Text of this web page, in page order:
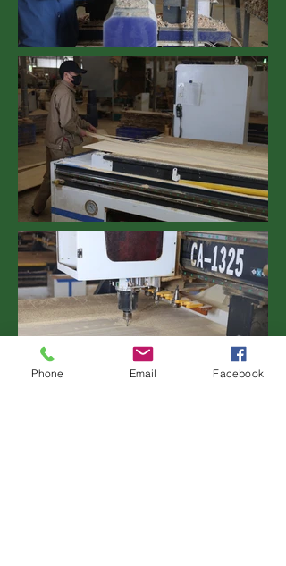
Phone Email Facebook